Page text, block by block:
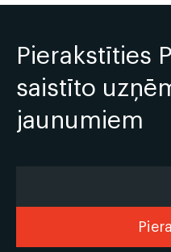
Pierakstīties
saistīto
jaunumiem